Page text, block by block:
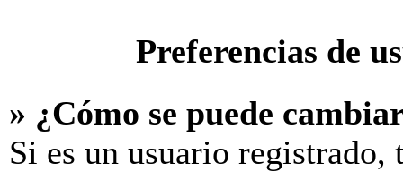
Preferencias de
» ¿Cómo se puede
Si es un usuario registrado,